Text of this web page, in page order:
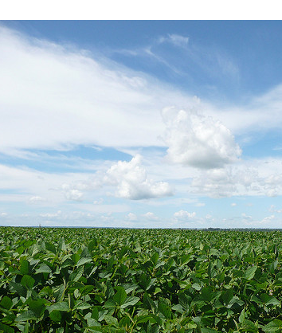
Il y a semence…. et semence
Quels sont les avantages et les